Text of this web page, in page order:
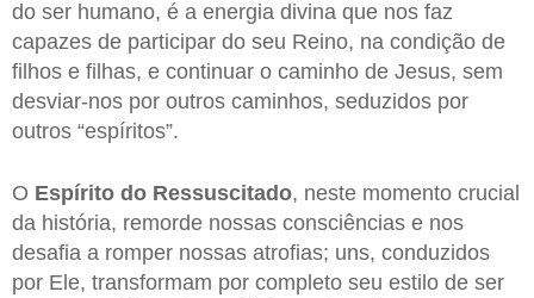
do ser humano, é a energia divina que nos faz
capazes de participar do seu Reino, na condição de
filhos e filhas, e continuar o caminho de Jesus, sem
desviar-nos por outros caminhos, seduzidos por
outros “espíritos”.
O Espírito do Ressuscitado, neste momento crucial
da história, remorde nossas consciências e nos
desafia a romper nossas atrofias; uns, conduzidos
por Ele, transformam por completo seu estilo de ser